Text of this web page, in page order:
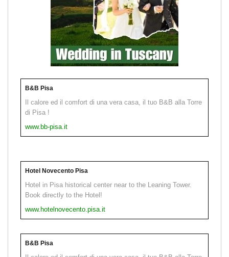
B&B Pisa
Il calore ed il comfort di una vera casa, il tuo B&B alla Torre
di Pisa !
www.bb-pisa.it
Hotel Novecento Pisa
Hotel in Pisa historical center near to the Leaning Tower.
Book directly to the Hotel!
www.hotelnovecento.pisa.it
B&B Pisa